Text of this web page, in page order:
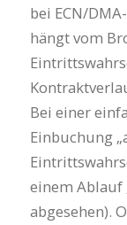
bei ECN/
hängt vom
Bei einer
Einbuchung
einem Ablauf
abgesehen).